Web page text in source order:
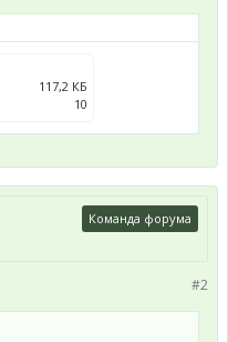
117,2 КБ
10
Команда форума
#2